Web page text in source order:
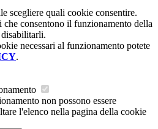
scegliere quali cookie consentire.
consentono il funzionamento della
necessari al funzionamento potete
.
non possono essere
l'elenco nella pagina della cookie